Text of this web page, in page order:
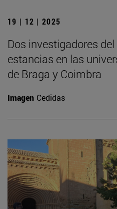
19 | 12 | 2025
Dos investigadores
estancias en las
de Braga y Coimbra
Imagen Cedidas